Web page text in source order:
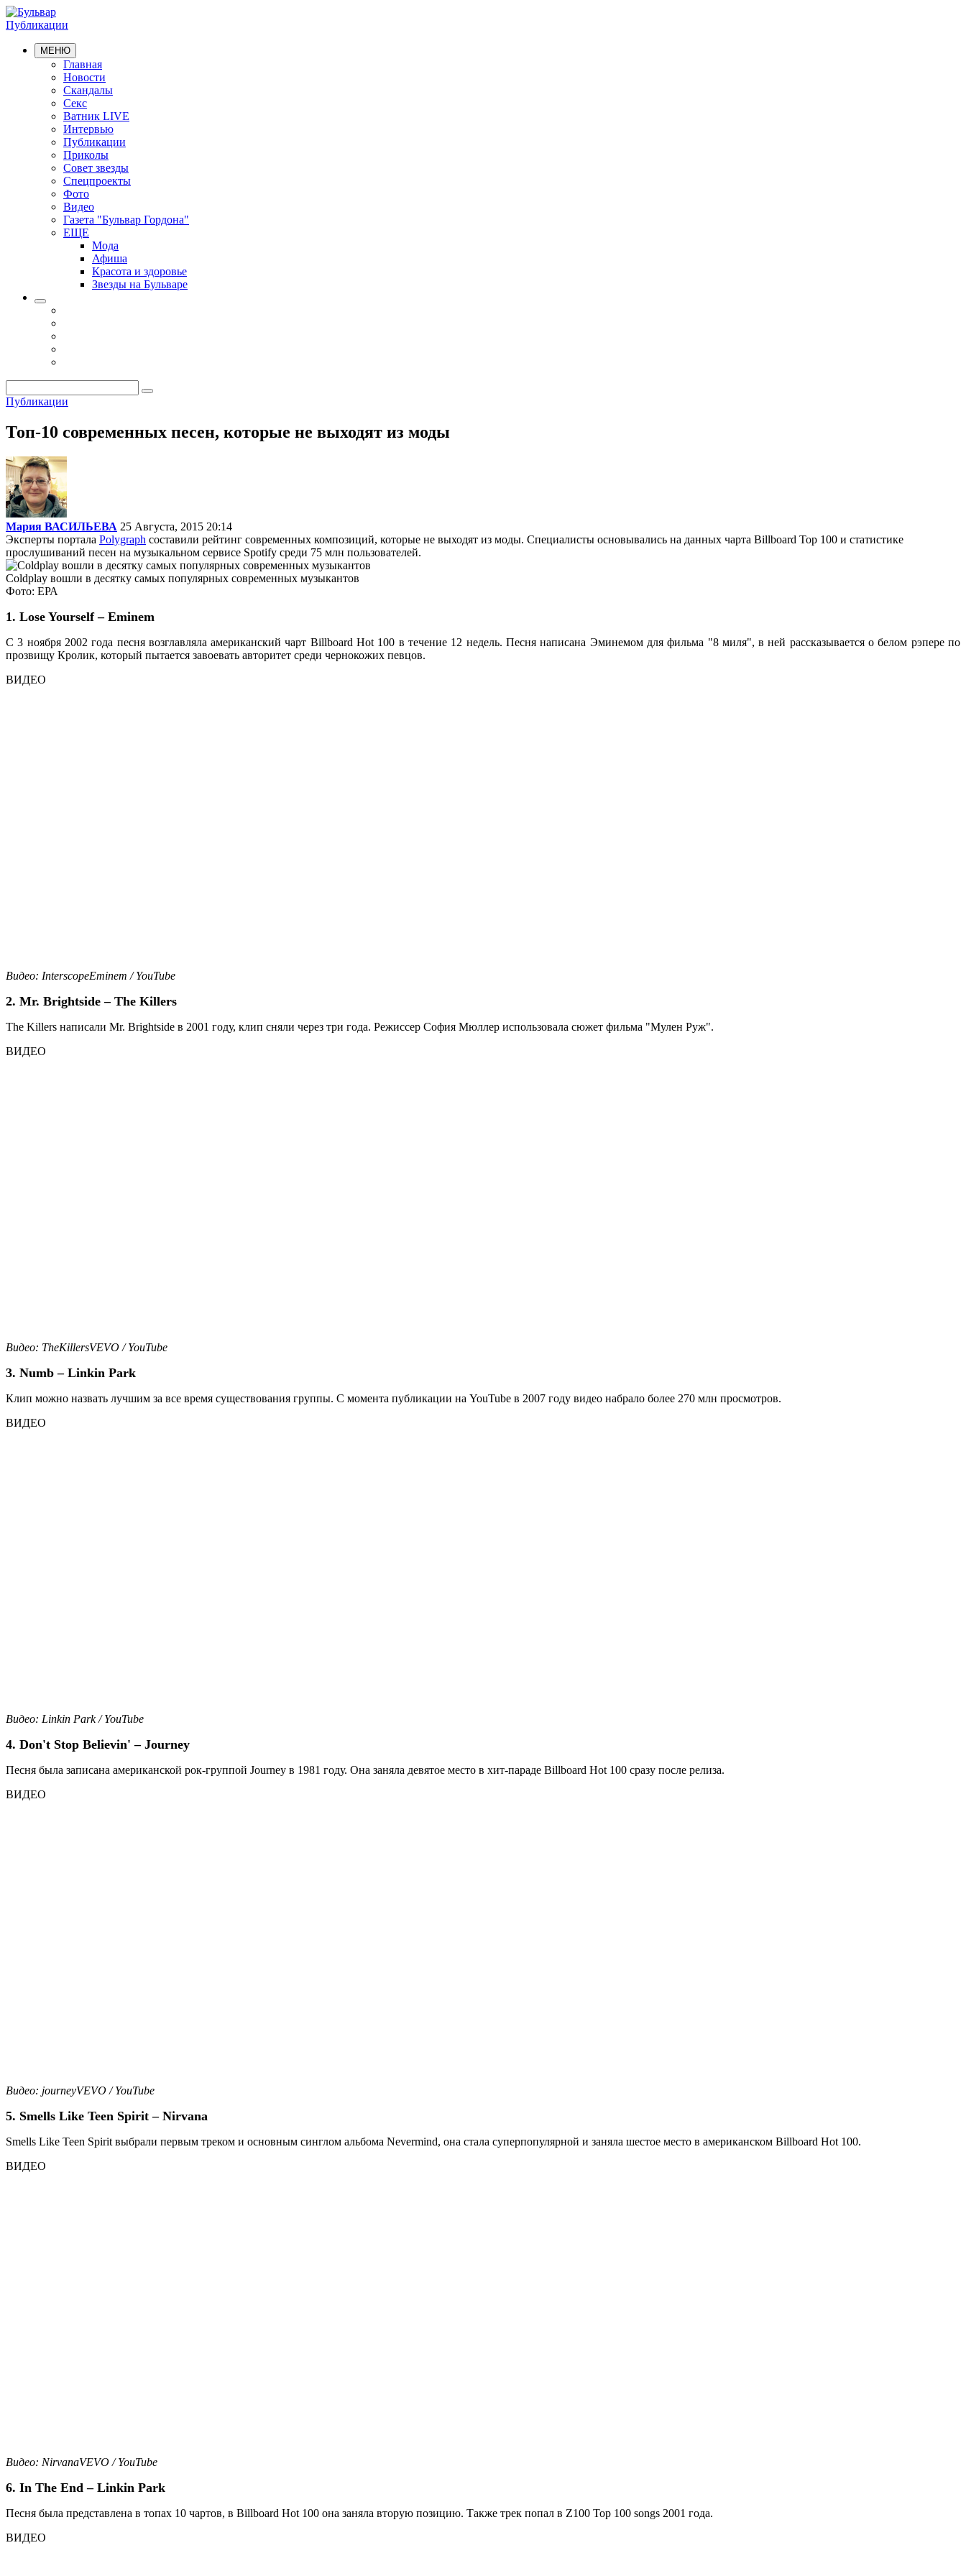
Публикации
МЕНЮ
Главная
Новости
Скандалы
Секс
Ватник LIVE
Интервью
Публикации
Приколы
Совет звезды
Спецпроекты
Фото
Видео
Газета "Бульвар Гордона"
ЕЩЕ
Мода
Афиша
Красота и здоровье
Звезды на Бульваре
Публикации
Топ-10 современных песен, которые не выходят из моды
Мария ВАСИЛЬЕВА 25 Августа, 2015 20:14
Эксперты портала Polygraph составили рейтинг современных композиций, которые не выходят из моды. Специалисты основывались на данных чарта Billboard Top 100 и статистике
прослушиваний песен на музыкальном сервисе Spotify среди 75 млн пользователей.
Coldplay вошли в десятку самых популярных современных музыкантов
Фото: ЕРА
1. Lose Yourself – Eminem
С 3 ноября 2002 года песня возглавляла американский чарт Billboard Hot 100 в течение 12 недель. Песня написана Эминемом для фильма "8 миля", в ней рассказывается о белом рэпере по
прозвищу Кролик, который пытается завоевать авторитет среди чернокожих певцов.
ВИДЕО
Видео: InterscopeEminem / YouTube
2. Mr. Brightside – The Killers
The Killers написали Mr. Brightside в 2001 году, клип сняли через три года. Режиссер София Мюллер использовала сюжет фильма "Мулен Руж".
ВИДЕО
Видео: TheKillersVEVO / YouTube
3. Numb – Linkin Park
Клип можно назвать лучшим за все время существования группы. С момента публикации на YouTube в 2007 году видео набрало более 270 млн просмотров.
ВИДЕО
Видео: Linkin Park / YouTube
4. Don't Stop Believin' – Journey
Песня была записана американской рок-группой Journey в 1981 году. Она заняла девятое место в хит-параде Billboard Hot 100 сразу после релиза.
ВИДЕО
Видео: journeyVEVO / YouTube
5. Smells Like Teen Spirit – Nirvana
Smells Like Teen Spirit выбрали первым треком и основным синглом альбома Nevermind, она стала суперпопулярной и заняла шестое место в американском Billboard Hot 100.
ВИДЕО
Видео: NirvanaVEVO / YouTube
6. In The End – Linkin Park
Песня была представлена в топах 10 чартов, в Billboard Hot 100 она заняла вторую позицию. Также трек попал в Z100 Top 100 songs 2001 года.
ВИДЕО